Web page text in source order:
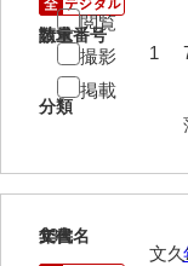
特定歴史公
行政資料
諸家文書
請求番号
分類
数量
1
閲覧
撮影
掲載
13
文書名
年代
文